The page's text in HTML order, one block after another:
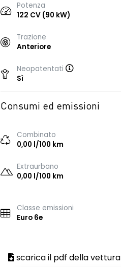
Potenza
122 CV (90 kW)
Trazione
Anteriore
Neopatentati
Sì
Consumi ed emissioni
Combinato
0,00 l/100 km
Extraurbano
0,00 l/100 km
Classe emissioni
Euro 6e
scarica il pdf della vettura